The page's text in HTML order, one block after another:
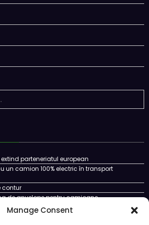
Manage Consent
extind parteneriatul european
un camion 100% electric în transport
contur
de anvelope pentru camioane
numit director general (CFO) pentru cellcentric